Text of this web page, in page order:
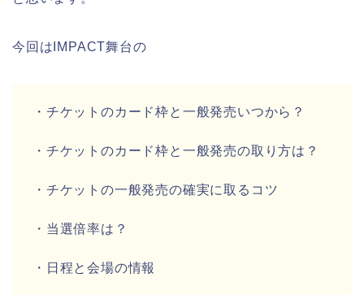
今回はIMPACT舞台の
・チケットのカード枠と一般発売いつから？
・チケットのカード枠と一般発売の取り方は？
・チケットの一般発売の確実に取るコツ
・当選倍率は？
・日程と会場の情報